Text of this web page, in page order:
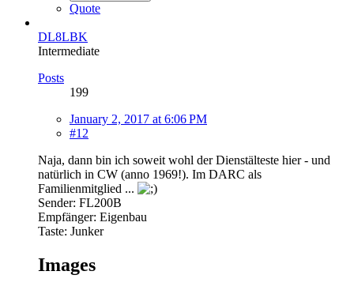
Quote
DL8LBK
Intermediate
Posts
199
January 2, 2017 at 6:06 PM
#12
Naja, dann bin ich soweit wohl der Dienstälteste hier - und
natürlich in CW (anno 1969!). Im DARC als
Familienmitglied ...
Sender: FL200B
Empfänger: Eigenbau
Taste: Junker
Images